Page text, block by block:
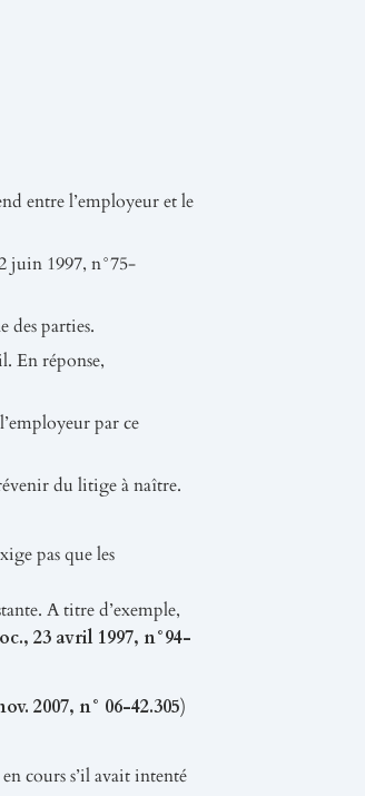
entre l’employeur et le
juin 1997, n°75-
des parties.
En réponse,
par ce
du litige à naître.
pas que les
A titre d’exemple,
23 avril 1997, n°94-
2007, n° 06-42.305)
cours s’il avait intenté